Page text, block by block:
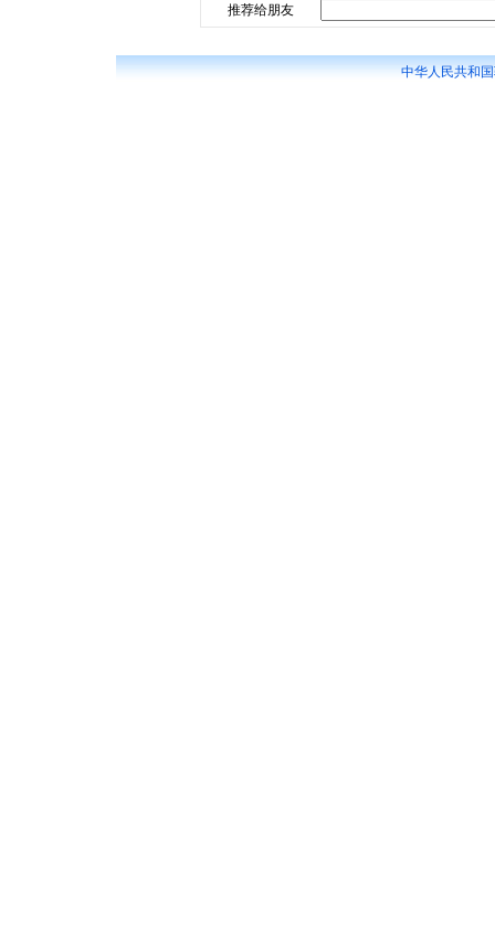
推荐给朋友
中华人民共和